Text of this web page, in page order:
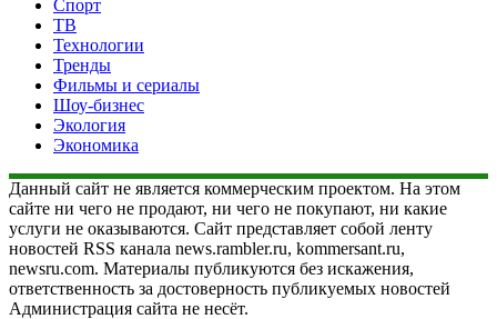
Спорт
ТВ
Технологии
Тренды
Фильмы и сериалы
Шоу-бизнес
Экология
Экономика
Данный сайт не является коммерческим проектом. На этом
сайте ни чего не продают, ни чего не покупают, ни какие
услуги не оказываются. Сайт представляет собой ленту
новостей RSS канала news.rambler.ru, kommersant.ru,
newsru.com. Материалы публикуются без искажения,
ответственность за достоверность публикуемых новостей
Администрация сайта не несёт.